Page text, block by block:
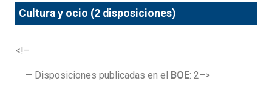
Cultura y ocio (2 disposiciones)
<!–
— Disposiciones publicadas en el BOE: 2–>